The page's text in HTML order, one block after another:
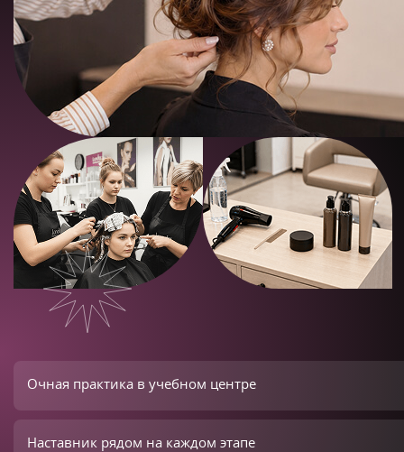
Очная практика в учебном центре
Наставник рядом на каждом этапе